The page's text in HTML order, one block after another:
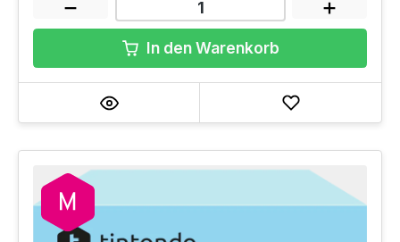
In den Warenkorb